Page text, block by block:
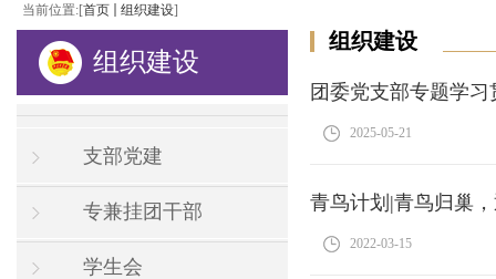
当前位置:[首页 组织建设]
组织建设
支部党建
专兼挂团干部
学生会
组织建设
团委党支部专题学
2025-05-21
青鸟计划|青鸟归巢
2022-03-15